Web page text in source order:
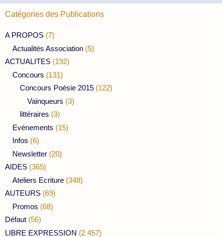
Catégories des Publications
A PROPOS (7)
Actualités Association (5)
ACTUALITES (192)
Concours (131)
Concours Poésie 2015 (122)
Vainqueurs (3)
littéraires (3)
Evénements (15)
Infos (6)
Newsletter (20)
AIDES (365)
Ateliers Ecriture (348)
AUTEURS (69)
Promos (68)
Défaut (56)
LIBRE EXPRESSION (2 457)